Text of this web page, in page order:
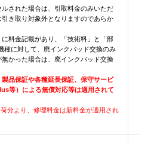
された場合は、引取料金のみいただ
き取り対象外となりますのであらか
に料金記載があり、「技術料」と「部
種に対して、廃インクパッド交換のみ
かった場合は、廃インクパッド交換
製品保証や各種延長保証、保守サービ
等）による無償対応等は適用されて
分より、修理料金は新料金が適用され